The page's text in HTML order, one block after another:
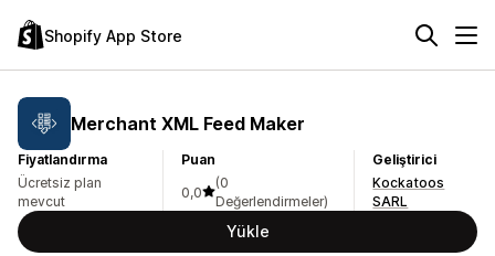
Shopify App Store
Merchant XML Feed Maker
Fiyatlandırma
Ücretsiz plan
mevcut
Puan
0,0
(0
Değerlendirmeler)
Geliştirici
Kockatoos
SARL
Yükle